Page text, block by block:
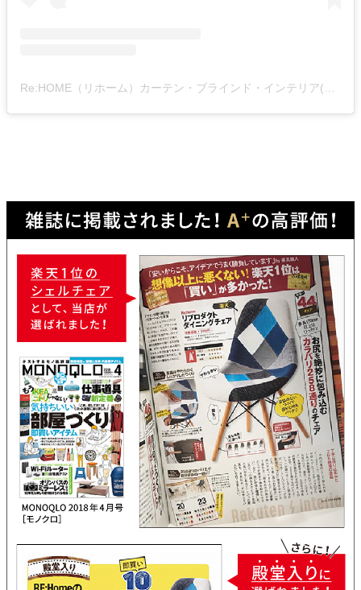
Re:HOME（リホーム）カーテン・ブラインド・インテリア(@rehome_fun)がシェアした投稿